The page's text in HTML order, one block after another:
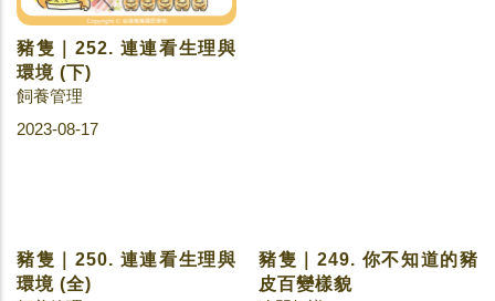
豬隻｜252. 連連看生理與
環境 (下)
飼養管理
2023-08-17